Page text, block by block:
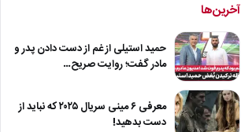
آخرین‌ها
حمید استیلی از غم از دست دادن پدر و
مادر گفت؛ روایت صریح…
معرفی ۶ مینی سریال ۲۰۲۵ که نباید از
دست بدهید!